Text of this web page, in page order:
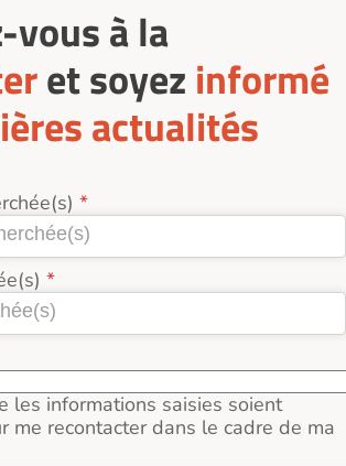
vous à la
et soyez informé
actualités
les informations saisies soient
me recontacter dans le cadre de ma